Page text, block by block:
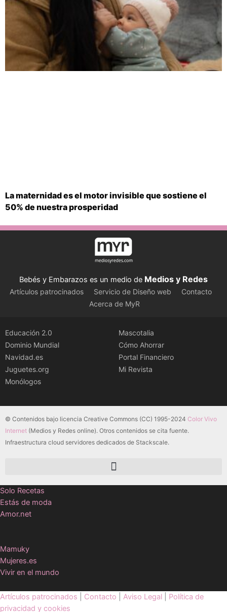
La maternidad es el motor invisible que sostiene el
50% de nuestra prosperidad
Bebés y Embarazos es un medio de Medios y Redes
Artículos patrocinados Servicio de Diseño web
Contacto
Acerca de MyR
Educación 2.0
Dominio Mundial
Navidad.es
Juguetes.org
Monólogos
Mascotalia
Cómo Ahorrar
Portal Financiero
Mi Revista
© Contenidos bajo licencia Creative Commons (CC) 1995-2024 Color Vivo
Internet (Medios y Redes online). Otros contenidos se cita fuente.
Infraestructura cloud servidores dedicados de Stackscale.
Solo Recetas
Estás de moda
Amor.net
Mamuky
Mujeres.es
Vivir en el mundo
Artículos patrocinados Contacto Aviso Legal
Política de
privacidad y cookies